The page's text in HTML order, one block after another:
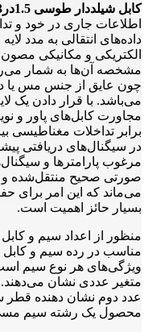
کابل شیلددار طوسی 1.5در3 سیمپود*
اطلاعات جاری در خود و
داده‌های انتقالی به مدد
الکتریکی و مکانیکی
مشخصه آن‌ها به شمار
چون عایق از جنس مس یا
می‌باشد. با قرار دادن یک‌
مجاورت کابل‌های پاور و
برابر تداخلات مغناطیسی
در سیگنال‌های دریافتی
مرغوب پارامترها و
صورتی صحیح منتقل‌شده و
می‌ماند که این امر برای
بسیار حائز اهمیت است.
منظور از اعداد سیم و
مناسب در رده سیم و کابل
ویژگی‌های هر نوع سیم است.
متغیر عددی نشان
عدد دوم نشان دهنده قطر
محصول یک رشته سیم مسی با قطر 6